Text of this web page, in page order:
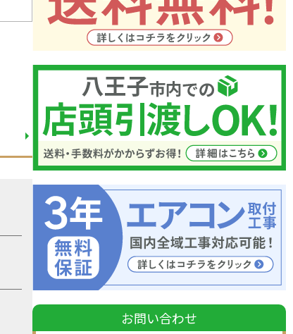
お問い合わせ